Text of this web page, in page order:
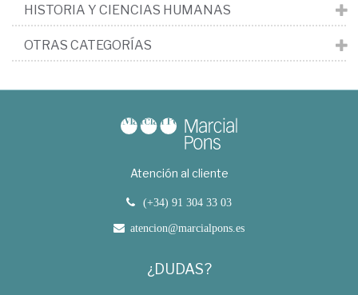
HISTORIA Y CIENCIAS HUMANAS
OTRAS CATEGORÍAS
Atención al cliente
(+34) 91 304 33 03
atencion@marcialpons.es
¿DUDAS?